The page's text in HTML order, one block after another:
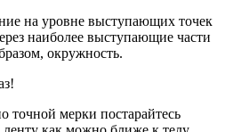
на уровне выступающих точек
наиболее выступающие части
окружность.
точной мерки постарайтесь